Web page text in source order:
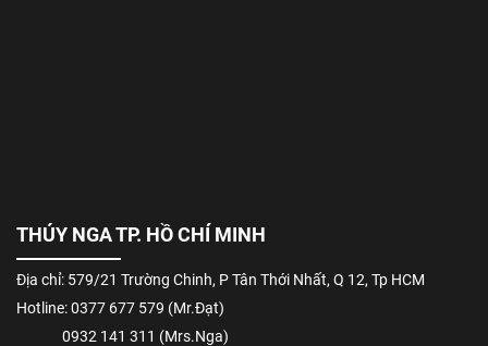
THÚY NGA TP. HỒ CHÍ MINH
Địa chỉ: 579/21 Trường Chinh, P Tân Thới Nhất, Q 12, Tp HCM
Hotline: 0377 677 579 (Mr.Đạt)
0932 141 311 (Mrs.Nga)